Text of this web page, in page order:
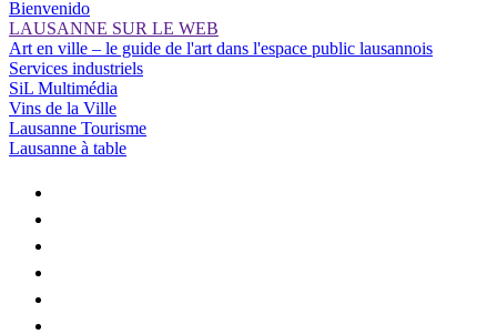
Bienvenido
LAUSANNE SUR LE WEB
Art en ville – le guide de l'art dans l'espace public lausannois
Services industriels
SiL Multimédia
Vins de la Ville
Lausanne Tourisme
Lausanne à table